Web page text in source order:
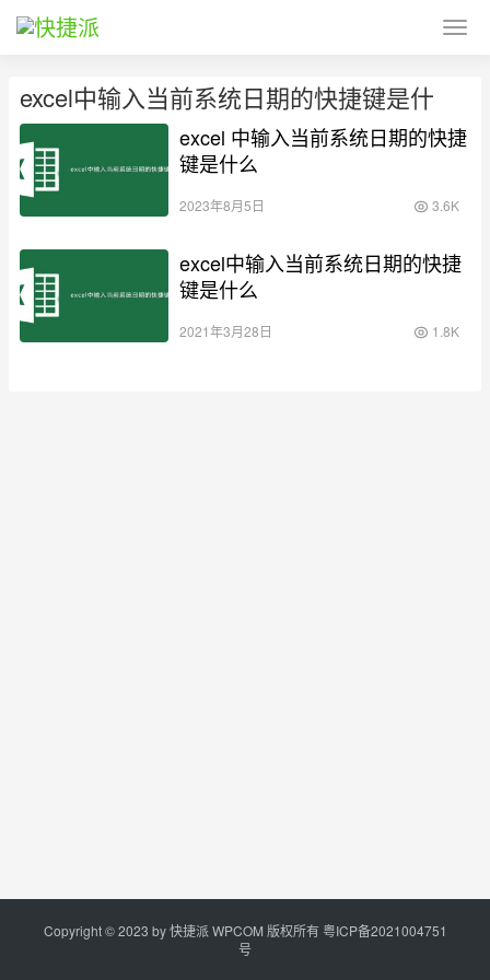
excel中输入当前系统日期的快捷键是什
excel 中输入当前系统日期的快捷
键是什么
2023年8月5日 3.6K
excel中输入当前系统日期的快捷
键是什么
2021年3月28日 1.8K
Copyright © 2023 by快捷派WPCOM 版权所有粤ICP备2021004751
号